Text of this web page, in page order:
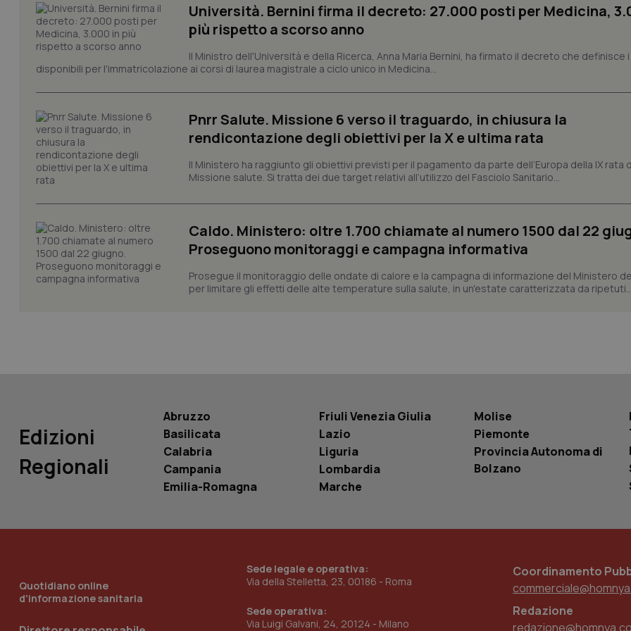
Università. Bernini firma il decreto: 27.000 posti per Medicina,
più rispetto a scorso anno
Il Ministro dell'Università e della Ricerca, Anna Maria Bernini, ha firmato il decreto che definisce
disponibili per l'immatricolazione ai corsi di laurea magistrale a ciclo unico in Medicina...
Pnrr Salute. Missione 6 verso il traguardo, in chiusura la
rendicontazione degli obiettivi per la X e ultima rata
Il Ministero ha raggiunto gli obiettivi previsti per il pagamento da parte dell’Europa della IX rata
Missione salute. Si tratta dei due target relativi all’utilizzo del Fasciolo Sanitario...
Caldo. Ministero: oltre 1.700 chiamate al numero 1500 dal 22
Proseguono monitoraggi e campagna informativa
Prosegue il monitoraggio delle ondate di calore e la campagna di informazione del Ministero
per limitare gli effetti delle alte temperature sulla salute, in un'estate caratterizzata da ripetuti...
Edizioni
Regionali
Abruzzo
Basilicata
Calabria
Campania
Emilia-Romagna
Friuli Venezia Giulia
Lazio
Liguria
Lombardia
Marche
Molise
Piemonte
Provincia Autonoma di
Bolzano
Quotidiano online
d'informazione sanitaria
Sede legale e operativa:
Via della Stelletta, 23, 00186 - Roma
Sede operativa:
Via Luigi Galvani, 24, 20124 - Milano
Coordinamento
Redazione
sessioni e campagne per i
PHPSESSID
PHP.net
www.quotidianosanita.it
sessione utente. Normalmente è
un utente tra le pagine.
_ga_KM60CM4NPH
.quotidianosanita.it
1 anno 1
mese
Questo cookie viene utilizzato da
per mantenere lo stato della
Fornitore/
Nome Fornitore/Dominio Scadenza
Descrizione
utilizzando la nuova o la vecchia versione
Youtube.
.youtube.com
nei siti; può anche determinare se il
utilizzando la nuova o la vecchia versione
provider WelfareLink.